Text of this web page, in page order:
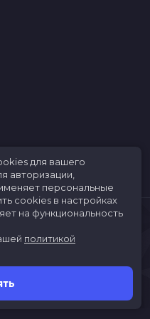
для вашего
авторизации,
персональные
cookies в настройках
на функциональность
политикой